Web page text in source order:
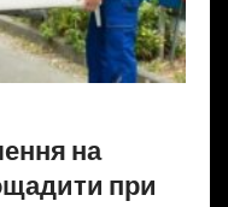
на
при